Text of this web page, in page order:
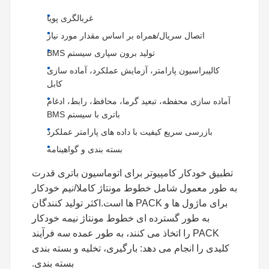
غربالگری پویا
اتصال سریال/همراه بر اساس مقدار مورد نیاز
تولید برون سپاری سیستم BMS
کالیبراسیون پارامتر، آزمایش عملکرد، آماده سازی
کابل
آماده سازی محفظه، تبعید گرما، محافظ، رابط، ادغام
باتری با سیستم BMS
بازرسی سریع کیفیت با داده های پارامتر عملکرد
بسته بندی و گواهینامه
تطبیق خودکار کامپیوتر برای اتوماسیون باتری قدرت
به طور معمول شامل خطوط مونتاژ کاملا/نیم خودکار
برای ماژول ها و PACK ها است.اکثر تولید کنندگان
به طور گسترده ای خطوط مونتاژ نیمه خودکار
PACK را اتخاذ می کنند، به طور عمده سه فرآیند
کلیدی را انجام می دهد: بارگیری، تخلیه و بسته بندی
بسته بندی.